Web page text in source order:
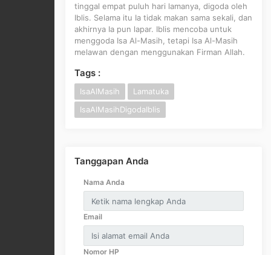
tinggal empat puluh hari lamanya, digoda oleh
Iblis. Selama itu Ia tidak makan sama sekali, dan
akhirnya Ia pun lapar. Iblis mencoba untuk
menggoda Isa Al-Masih, tetapi Isa Al-Masih
melawan dengan menggunakan Firman Allah.
Tags :
IsaAlMasih
Lamatuka
IsaAlMasihDigodaIblis
Tanggapan Anda
Nama Anda
Email
Nomor HP